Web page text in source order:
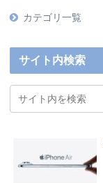
カテゴリ一覧
サイト内検索